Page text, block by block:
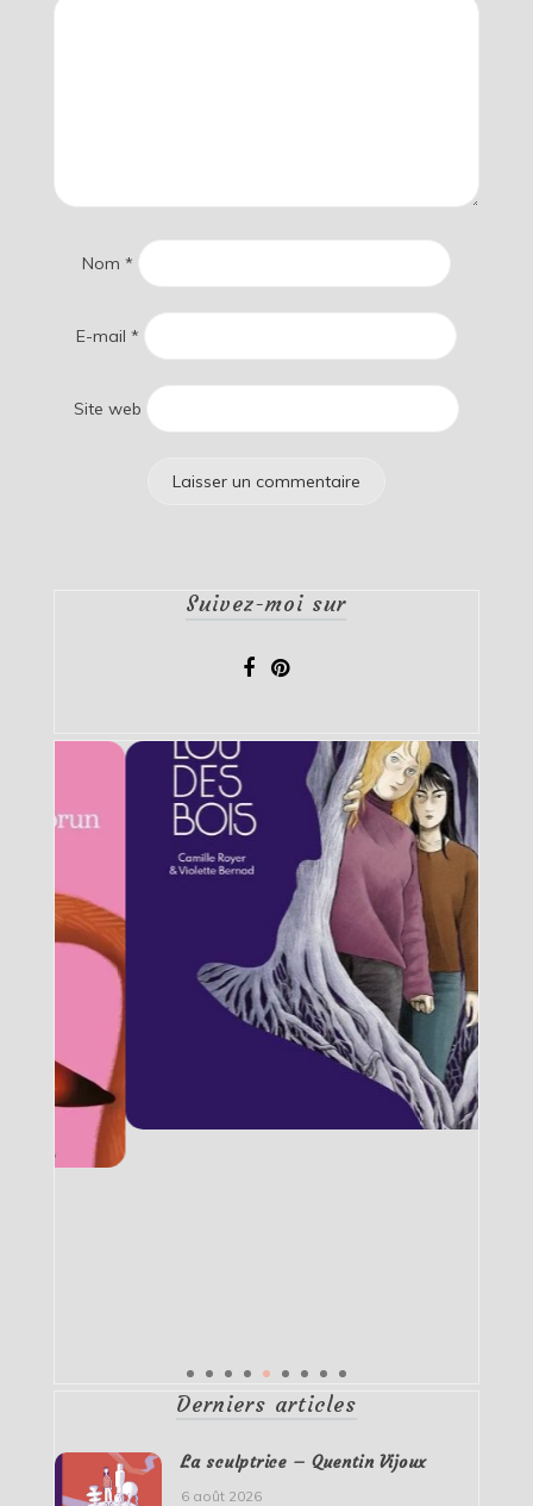
Nom *
E-mail *
Site web
Suivez-moi sur
Derniers articles
La sculptrice – Quentin Vijoux
6 août 2026